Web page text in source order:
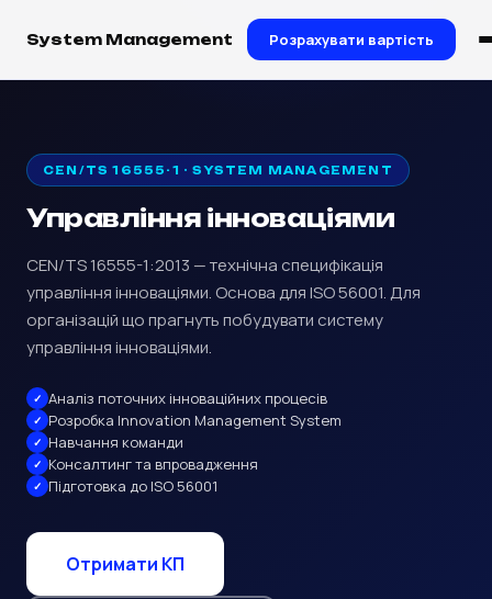
System Management Розрахувати вартість
CEN/TS 16555-1 · SYSTEM MANAGEMENT
Управління інноваціями
CEN/TS 16555-1:2013 — технічна специфікація
управління інноваціями. Основа для ISO 56001. Для
організацій що прагнуть побудувати систему
управління інноваціями.
Аналіз поточних інноваційних процесів
Розробка Innovation Management System
Навчання команди
Консалтинг та впровадження
Підготовка до ISO 56001
Отримати КП